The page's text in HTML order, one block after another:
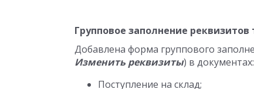
Групповое заполнение
Добавлена форма группового
Изменить реквизиты) в документах:
Поступление на склад;